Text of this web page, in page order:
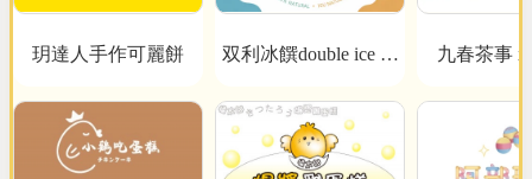
玥達人手作可麗餅
双利冰饌double ice 手
九春茶事